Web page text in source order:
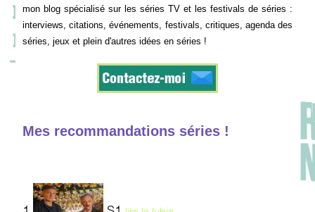
mon blog spécialisé sur les séries TV et les festivals de séries :
interviews, citations, événements, festivals, critiques, agenda des
séries, jeux et plein d'autres idées en séries !
Mes recommandations séries !